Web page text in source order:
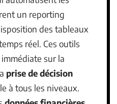
un reporting
des tableaux
réel. Ces outils
sur la
prise de décision
à tous les niveaux.